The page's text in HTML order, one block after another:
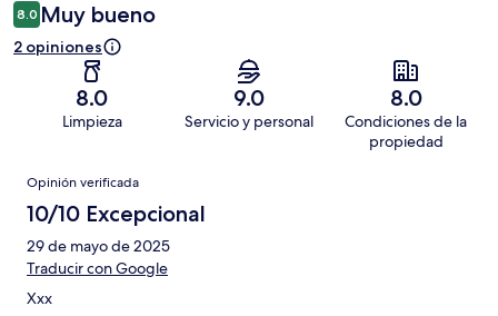
8.0 Muy bueno
2 opiniones
8.0
Limpieza
9.0
Servicio y personal
8.0
Condiciones de la
propiedad
Opiniones
Opinión verificada
10/10 Excepcional
29 de mayo de 2025
Traducir con Google
Xxx